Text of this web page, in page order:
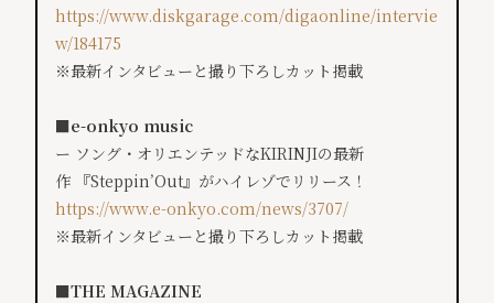
https://www.diskgarage.com/digaonline/intervie
w/184175
※最新インタビューと撮り下ろしカット掲載
■e-onkyo music
ー ソング・オリエンテッドなKIRINJIの最新
作 『Steppin’Out』がハイレゾでリリース！
https://www.e-onkyo.com/news/3707/
※最新インタビューと撮り下ろしカット掲載
■THE MAGAZINE